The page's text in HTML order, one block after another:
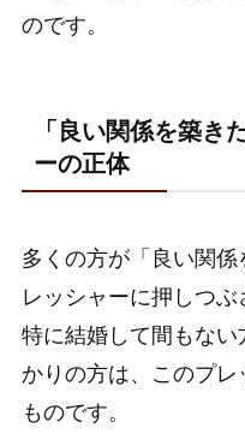
のです。
「良い関係を築き
ーの正体
多くの方が「良い関
レッシャーに押しつぶ
特に結婚して間もな
かりの方は、このプ
ものです。